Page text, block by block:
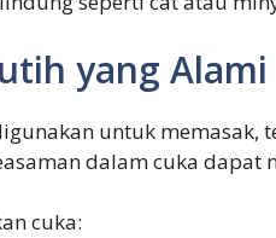
yang Alami
untuk memasak,
dalam cuka dapat
cuka: